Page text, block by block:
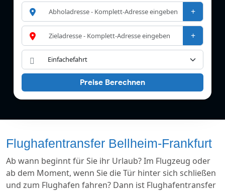
+
+
Preise Berechnen
Flughafentransfer Bellheim-Frankfurt
Ab wann beginnt für Sie ihr Urlaub? Im Flugzeug oder
ab dem Moment, wenn Sie die Tür hinter sich schließen
und zum Flughafen fahren? Dann ist Flughafentransfer